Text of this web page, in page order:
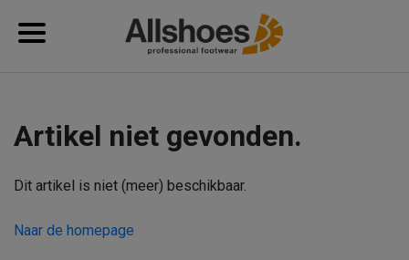
Artikel niet gevonden.
Dit artikel is niet (meer) beschikbaar.
Naar de homepage